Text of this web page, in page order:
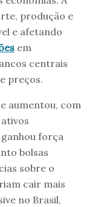
produção e
e afetando
em
centrais
preços.
aumentou, com
força
bolsas
sobre o
cair mais
no Brasil,